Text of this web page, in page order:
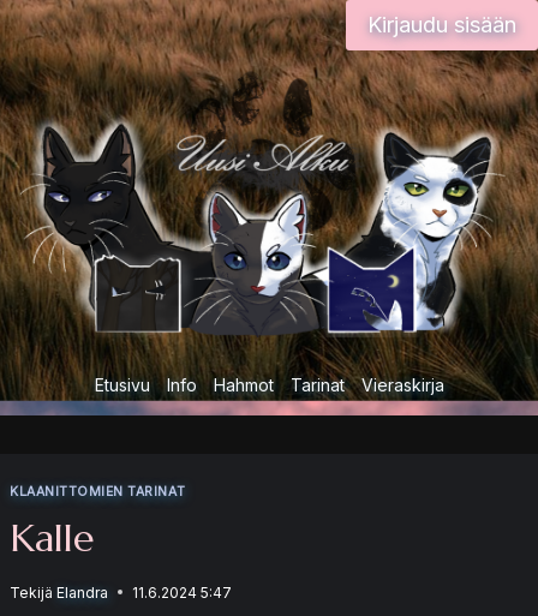
Siirry
sisältöön
Kirjaudu sisään
Etusivu Info Hahmot Tarinat Vieraskirja
KLAANITTOMIEN TARINAT
Kalle
Tekijä Elandra 11.6.2024 5:47